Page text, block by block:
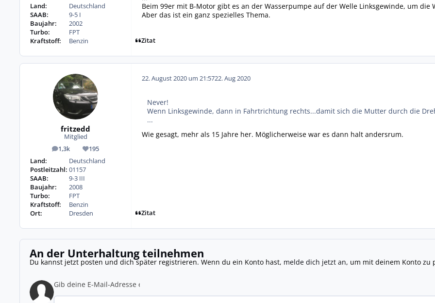
Land:
Deutschland
SAAB:
9-5 I
Baujahr:
2002
Turbo:
FPT
Kraftstoff:
Benzin
Beim 99er mit B-Motor gibt es an der Wasserpumpe auf der Welle Linksgewinde, um
Aber das ist ein ganz spezielles Thema.
Zitat
fritzedd
Mitglied
1,3k
Beiträge 195
Reputation
Land:
Deutschland
Postleitzahl: 01157
SAAB:
9-3 III
Baujahr:
2008
Turbo:
FPT
Kraftstoff:
Benzin
Ort:
Dresden
22. August 2020 um 21:5722. Aug 2020
Never!
Wenn Linksgewinde, dann in Fahrtrichtung rechts...damit sich die Mutter durch die
...
Wie gesagt, mehr als 15 Jahre her. Möglicherweise war es dann halt andersrum.
Zitat
An der Unterhaltung teilnehmen
Du kannst jetzt posten und dich später registrieren. Wenn du ein Konto hast, melde dich jetzt an, um mit deinem Konto zu